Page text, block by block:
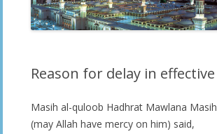
Reason for delay in
Masih al-quloob Hadhrat Mawlana
(may Allah have mercy on him) said,